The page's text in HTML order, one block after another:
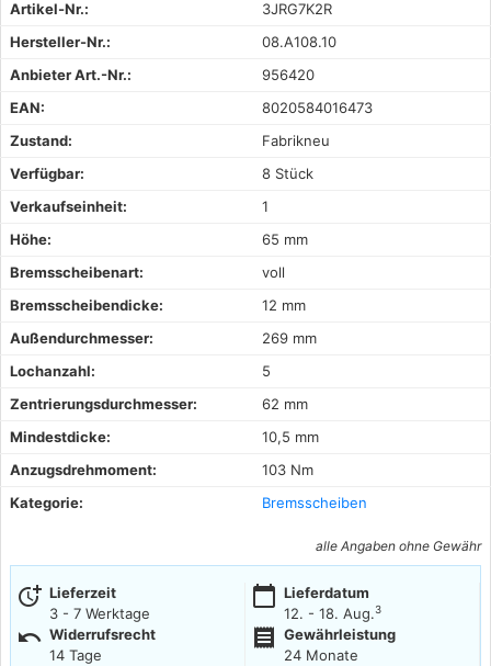
Artikel-Nr.:
3JRG7K2R
Hersteller-Nr.:
08.A108.10
Anbieter Art.-Nr.:
956420
EAN:
8020584016473
Zustand:
Fabrikneu
Verfügbar:
8 Stück
Verkaufseinheit:
1
Höhe:
65 mm
Bremsscheibenart:
voll
Bremsscheibendicke:
12 mm
Außendurchmesser:
269 mm
Lochanzahl:
5
Zentrierungsdurchmesser:
62 mm
Mindestdicke:
10,5 mm
Anzugsdrehmoment:
103 Nm
Kategorie:
Bremsscheiben
alle Angaben ohne Gewähr
more_time Lieferzeit
3 - 7 Werktage
calendar_today Lieferdatum
12. - 18. Aug.3
undo Widerrufsrecht
14 Tage
receipt
Gewährleistung
24 Monate